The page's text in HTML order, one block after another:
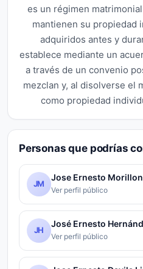
es un régimen
mantienen su propiedad
adquiridos antes y
establece mediante un
a través de un convenio
mezclan y, al disolverse el
como propiedad
Personas que podrías
JM
Jose Ernesto
Ver perfil público
JH
José Ernesto
Ver perfil público